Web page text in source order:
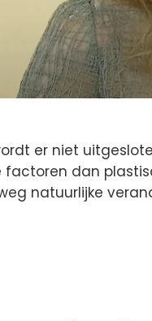
er niet
factoren dan
natuurlijke